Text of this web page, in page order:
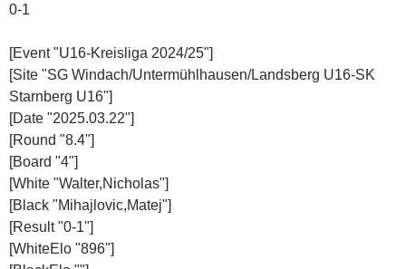
0-1
[Event "U16-Kreisliga 2024/25"]
[Site "SG Windach/Untermühlhausen/Landsberg U16-SK
Starnberg U16"]
[Date "2025.03.22"]
[Round "8.4"]
[Board "4"]
[White "Walter,Nicholas"]
[Black "Mihajlovic,Matej"]
[Result "0-1"]
[WhiteElo "896"]